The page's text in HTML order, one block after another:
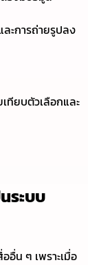
ะการถ่ายรูปลง
ทียบตัวเลือกและ
ระบบ
อื่น ๆ เพราะเมื่อ